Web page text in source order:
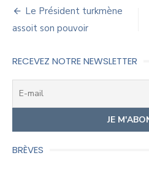
Navigation
de
l’article
Le Président turkmène
assoit son pouvoir
RECEVEZ NOTRE NEWSLETTER
BRÈVES